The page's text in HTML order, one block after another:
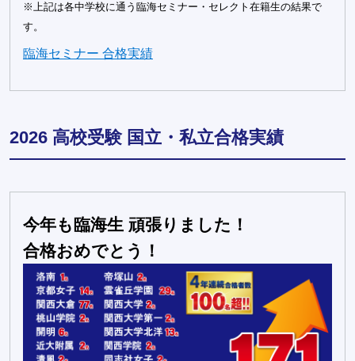
※上記は各中学校に通う臨海セミナー・セレクト在籍生の結果で
す。
臨海セミナー 合格実績
2026 高校受験 国立・私立合格実績
今年も臨海生 頑張りました！
合格おめでとう！